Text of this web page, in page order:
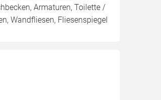
Armaturen, Toilette /
Wandfliesen, Fliesenspiegel